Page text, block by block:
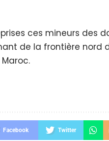
ces mineurs des
de la frontière nord
Facebook Twitter